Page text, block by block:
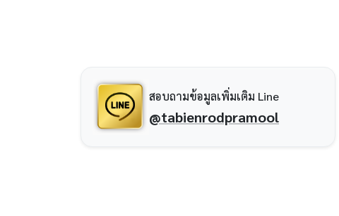
สอบถามข้อมูลเพิ่มเติม Line
@tabienrodpramool